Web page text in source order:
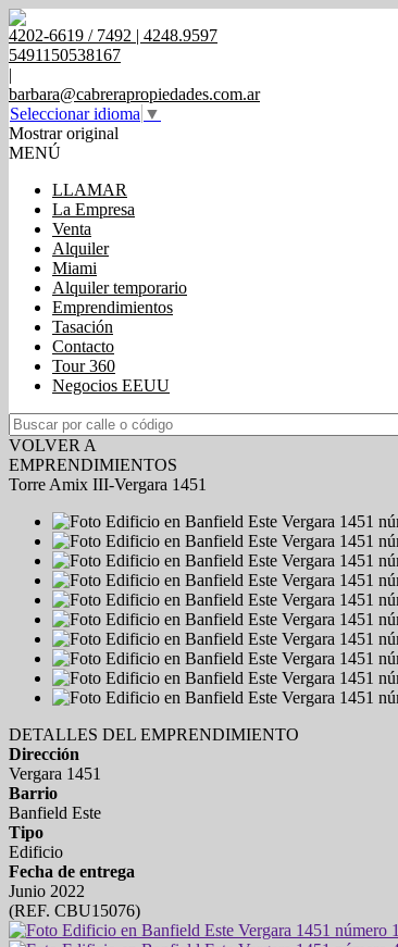
4202-6619 / 7492 | 4248.9597
5491150538167
|
barbara@cabrerapropiedades.com.ar
Seleccionar idioma ▼
Mostrar original
MENÚ
LLAMAR
La Empresa
Venta
Alquiler
Miami
Alquiler temporario
Emprendimientos
Tasación
Contacto
Tour 360
Negocios EEUU
VOLVER A
EMPRENDIMIENTOS
Torre Amix III-Vergara 1451
DETALLES DEL EMPRENDIMIENTO
Dirección
Vergara 1451
Barrio
Banfield Este
Tipo
Edificio
Fecha de entrega
Junio 2022
(REF. CBU15076)